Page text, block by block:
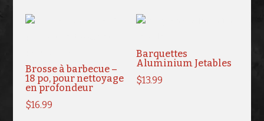
Brosse à barbecue –
18 po, pour nettoyage
en profondeur
$16.99
Barquettes
Aluminium Jetables
$13.99